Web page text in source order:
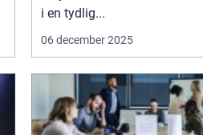
i en tydlig...
06 december 2025